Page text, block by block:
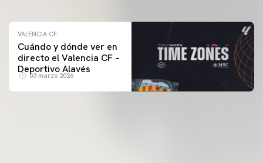
VALENCIA CF
Cuándo y dónde ver en
directo el Valencia CF –
Deportivo Alavés
03 marzo 2026